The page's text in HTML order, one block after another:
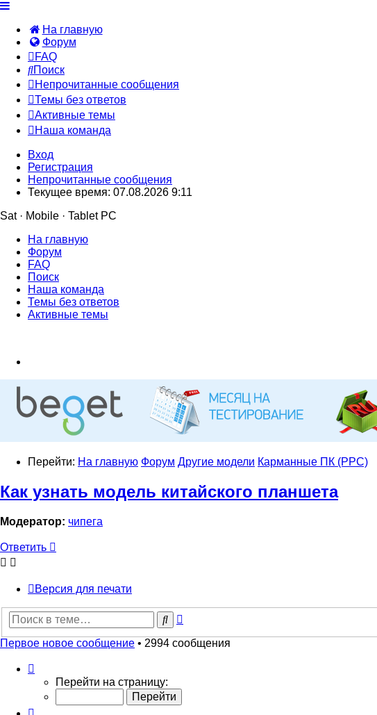
На главную
Форум
FAQ
Поиск
Непрочитанные сообщения
Темы без ответов
Активные темы
Наша команда
Вход
Регистрация
Непрочитанные сообщения
Текущее время: 07.08.2026 9:11
Sat · Mobile · Tablet PC
На главную
Форум
FAQ
Поиск
Наша команда
Темы без ответов
Активные темы
Перейти: На главную Форум Другие модели Карманные ПК (PPC)
Как узнать модель китайского планшета
Модератор: чипега
Ответить
Версия для печати
Поиск
Первое новое сообщение • 2994 сообщения
300
300
Перейти на страницу: